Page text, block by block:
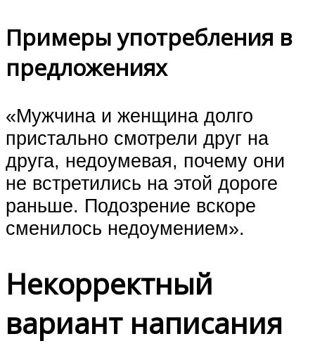
Примеры употребления в
предложениях
«Мужчина и женщина долго
пристально смотрели друг на
друга, недоумевая, почему они
не встретились на этой дороге
раньше. Подозрение вскоре
сменилось недоумением».
Некорректный
вариант написания